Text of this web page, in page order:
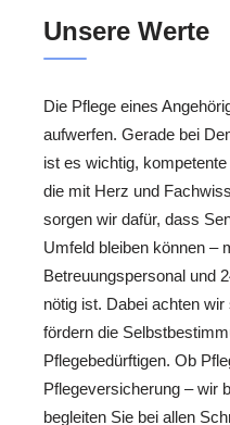
Unsere Werte
Die Pflege eines
aufwerfen. Gerade bei
ist es wichtig,
die mit Herz und
sorgen wir dafür, dass
Umfeld bleiben können –
Betreuungspersonal und
nötig ist. Dabei achten
fördern die
Pflegebedürftigen. Ob
Pflegeversicherung – wir
begleiten Sie bei allen